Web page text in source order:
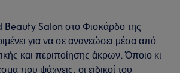
Salon στο Φισκάρδο της
για να σε ανανεώσει μέσα από
και περιποίησης άκρων. Όποιο κι
που ψάχνεις, οι ειδικοί του